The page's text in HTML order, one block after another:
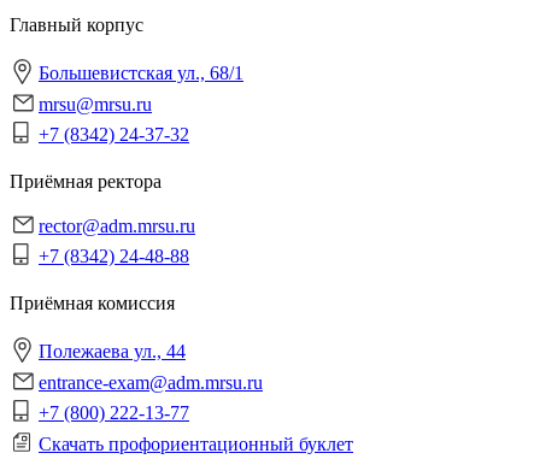
Главный корпус
Большевистская ул., 68/1
mrsu@mrsu.ru
+7 (8342) 24-37-32
Приёмная ректора
rector@adm.mrsu.ru
+7 (8342) 24-48-88
Приёмная комиссия
Полежаева ул., 44
entrance-exam@adm.mrsu.ru
+7 (800) 222-13-77
Скачать профориентационный буклет